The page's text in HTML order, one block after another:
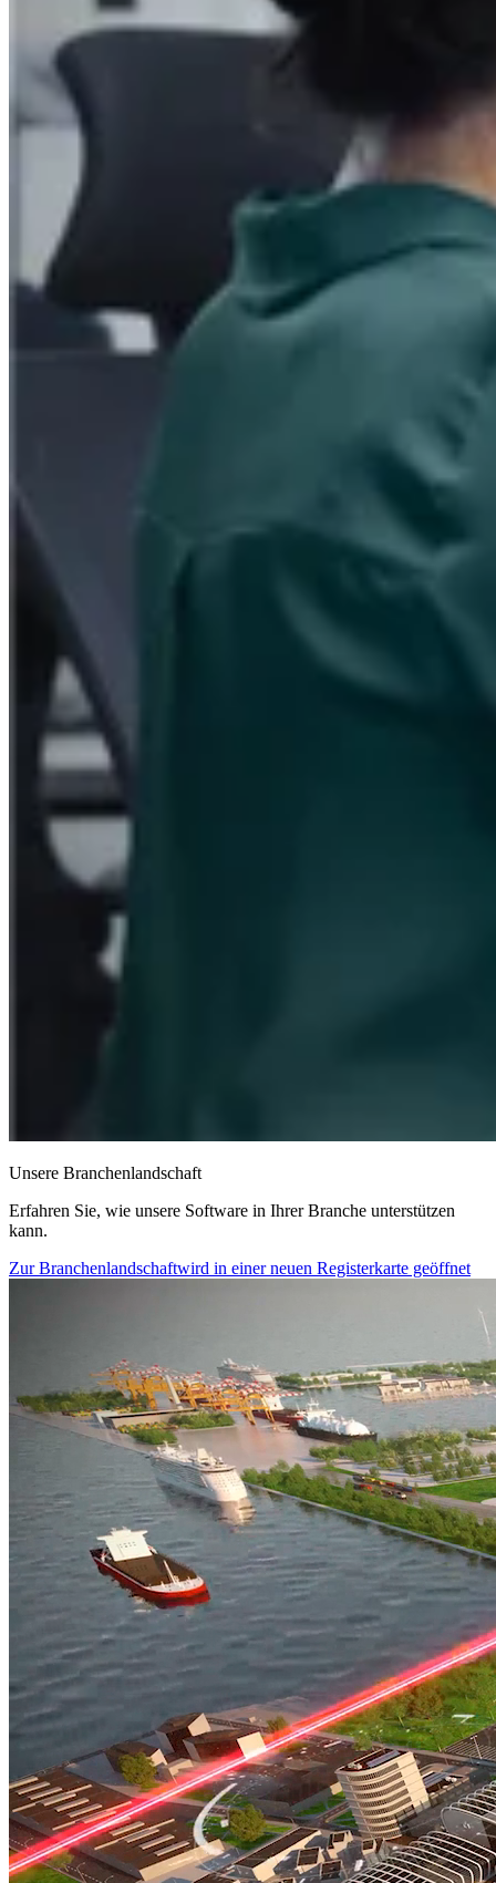
Unsere Branchenlandschaft
Erfahren Sie, wie unsere Software in Ihrer Branche unterstützen
kann.
Zur Branchenlandschaftwird in einer neuen Registerkarte geöffnet